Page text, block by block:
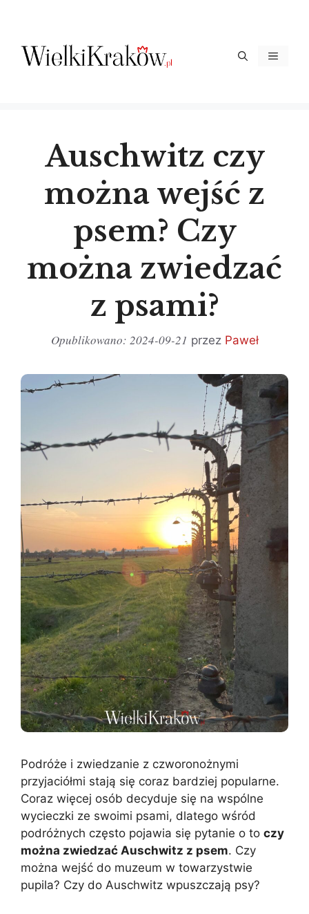
treści
Menu
Auschwitz czy
można wejść z
psem? Czy
można zwiedzać
z psami?
2024-09-21 przez Paweł
Podróże i zwiedzanie z czworonożnymi
przyjaciółmi stają się coraz bardziej popularne.
Coraz więcej osób decyduje się na wspólne
wycieczki ze swoimi psami, dlatego wśród
podróżnych często pojawia się pytanie o to czy
można zwiedzać Auschwitz z psem. Czy
można wejść do muzeum w towarzystwie
pupila? Czy do Auschwitz wpuszczają psy?